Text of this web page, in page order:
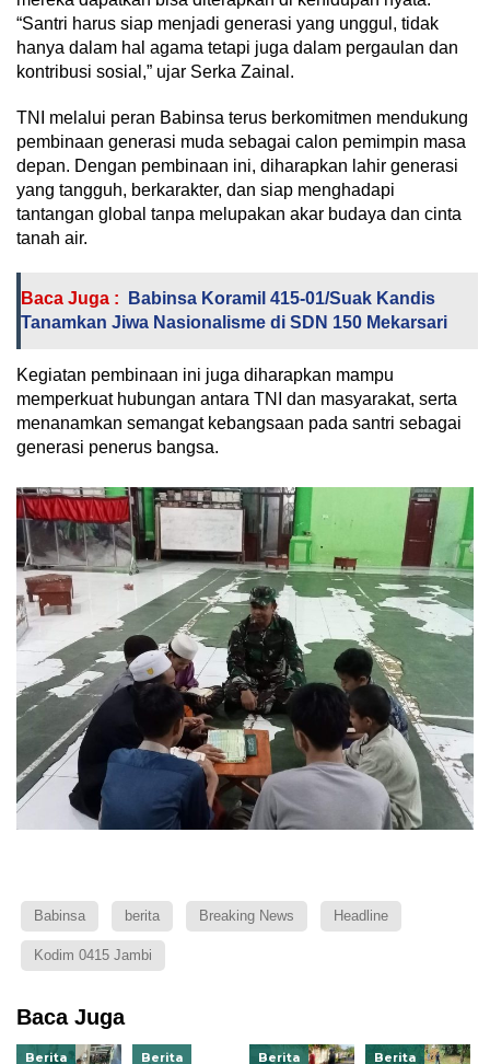
“Santri harus siap menjadi generasi yang unggul, tidak
hanya dalam hal agama tetapi juga dalam pergaulan dan
kontribusi sosial,” ujar Serka Zainal.
TNI melalui peran Babinsa terus berkomitmen mendukung
pembinaan generasi muda sebagai calon pemimpin masa
depan. Dengan pembinaan ini, diharapkan lahir generasi
yang tangguh, berkarakter, dan siap menghadapi
tantangan global tanpa melupakan akar budaya dan cinta
tanah air.
Baca Juga :
Babinsa Koramil 415-01/Suak Kandis
Tanamkan Jiwa Nasionalisme di SDN 150 Mekarsari
Kegiatan pembinaan ini juga diharapkan mampu
memperkuat hubungan antara TNI dan masyarakat, serta
menanamkan semangat kebangsaan pada santri sebagai
generasi penerus bangsa.
Babinsa berita Breaking News Headline
Kodim 0415 Jambi
Baca Juga
Berita Berita Berita Berita